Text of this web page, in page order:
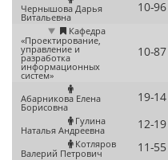
Чернышова Дарья
Витальевна
Кафедра
«Проектирование,
управление и
разработка
информационных
систем»
Абарникова Елена
Борисовна
Гулина
Наталья Андреевна
Котляров
Валерий Петрович